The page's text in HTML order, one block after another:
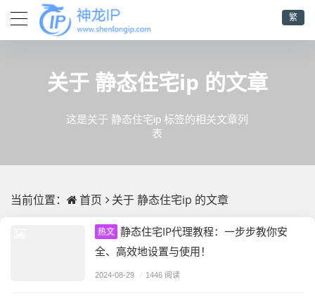
繁
关于 静态住宅ip 的文章
这是关于 静态住宅ip 标签的相关文章列
表
当前位置： 首页 关于 静态住宅ip 的文章
热文 静态住宅IP代理教程：一步步教你安
全、高效地设置与使用！
2024-08-29 / 1446 阅读